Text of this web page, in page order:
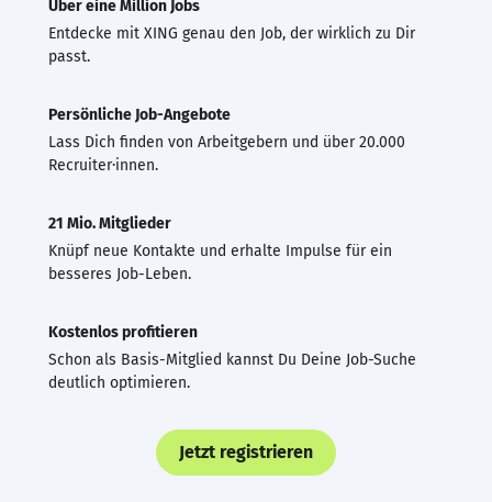
Über eine Million Jobs
Entdecke mit XING genau den Job, der wirklich zu Dir
passt.
Persönliche Job-Angebote
Lass Dich finden von Arbeitgebern und über 20.000
Recruiter·innen.
21 Mio. Mitglieder
Knüpf neue Kontakte und erhalte Impulse für ein
besseres Job-Leben.
Kostenlos profitieren
Schon als Basis-Mitglied kannst Du Deine Job-Suche
deutlich optimieren.
Jetzt registrieren